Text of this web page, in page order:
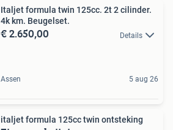
Italjet formula twin 125cc. 2t 2 cilinder.
4k km. Beugelset.
€ 2.650,00 Details
Assen 5 aug 26
italjet formula 125cc twin ontsteking